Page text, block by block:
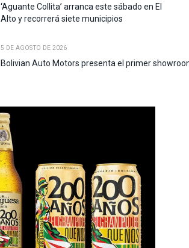
‘Aguante Collita’ arranca este sábado en El
Alto y recorrerá siete municipios
5 DE AGOSTO DE 2026
Bolivian Auto Motors presenta el primer